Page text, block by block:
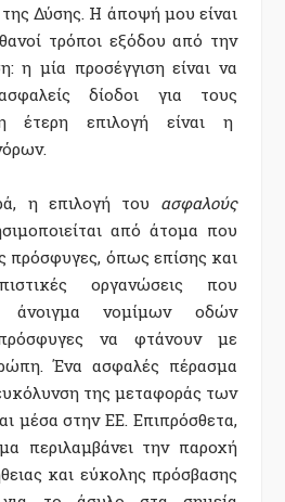
Δύσης. Η άποψή μου είναι
τρόποι εξόδου από την
η μία προσέγγιση είναι να
δίοδοι για τους
έτερη επιλογή είναι η
η επιλογή του ασφαλούς
από άτομα που
πρόσφυγες, όπως επίσης και
οργανώσεις που
άνοιγμα νομίμων οδών
να φτάνουν με
Ένα ασφαλές πέρασμα
της μεταφοράς των
μέσα στην ΕΕ. Επιπρόσθετα,
περιλαμβάνει την παροχή
και εύκολης πρόσβασης